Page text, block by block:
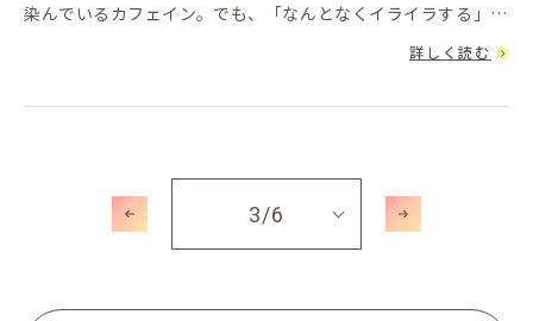
染んでいるカフェイン。でも、「なんとなくイライラする」
「心が落ち着かない」と感じることが増えたなら、もしかする
詳しく読む
3/6